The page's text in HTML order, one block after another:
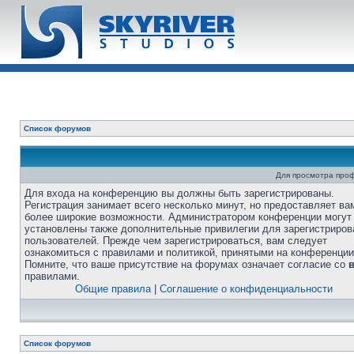
Список форумов
Для просмотра
Для входа на конференцию вы должны быть зарегистрированы.
Регистрация занимает всего несколько минут, но предоставляет
более широкие возможности. Администратором конференции
установлены также дополнительные привилегии для
пользователей. Прежде чем зарегистрироваться, вам следует
ознакомиться с правилами и политикой, принятыми на
Помните, что ваше присутствие на форумах означает согласие со
правилами.
Общие правила| Соглашение о конфиденциальности
Список форумов